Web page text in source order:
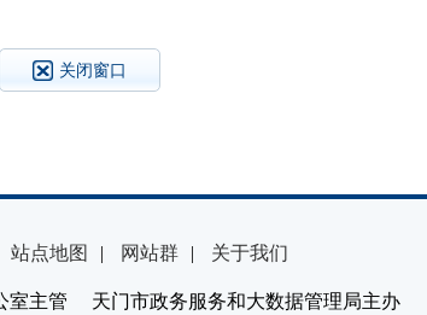
关闭窗口
站点地图 | 网站群 | 关于我们
主管 天门市政务服务和大数据管理局主办